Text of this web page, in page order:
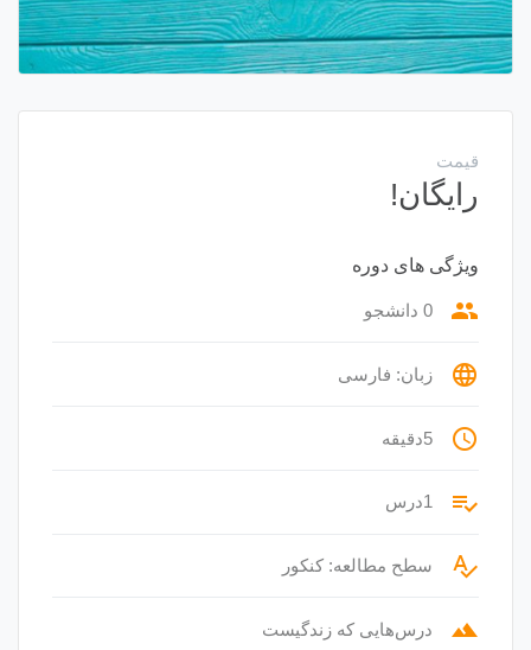
قیمت
رایگان!
ویژگی های دوره
group 0 دانشجو
language زبان: فارسی
access_time 5دقیقه
playlist_add_check 1درس
spellcheck سطح مطالعه: کنکور
terrain درس‌هایی که زندگیست